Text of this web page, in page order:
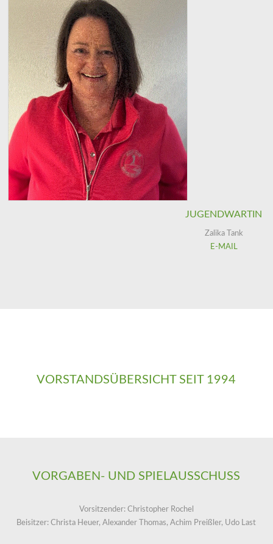
JUGENDWARTIN
Zalika Tank
E-MAIL
VORSTANDSÜBERSICHT SEIT 1994
VORGABEN- UND SPIELAUSSCHUSS
Vorsitzender: Christopher Rochel
Beisitzer: Christa Heuer, Alexander Thomas, Achim Preißler, Udo Last